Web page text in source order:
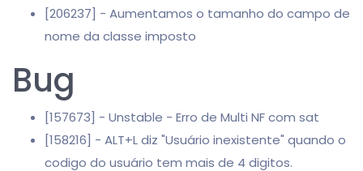
[206237] - Aumentamos o tamanho do campo de
nome da classe imposto
Bug
[157673] - Unstable - Erro de Multi NF com sat
[158216] - ALT+L diz "Usuário inexistente" quando o
codigo do usuário tem mais de 4 digitos.